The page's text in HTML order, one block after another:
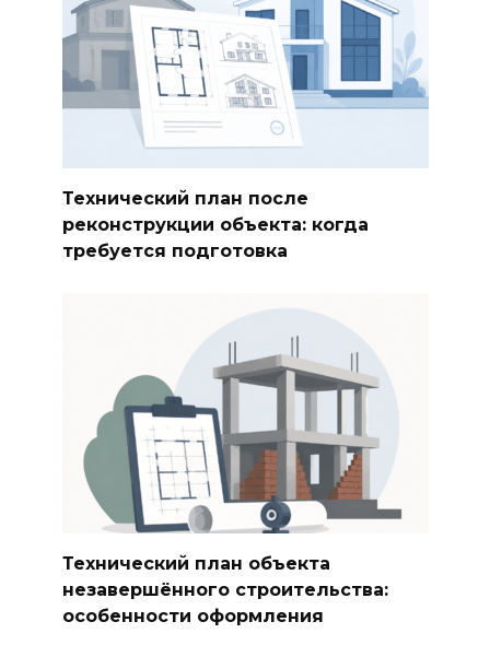
Технический план после
реконструкции объекта: когда
требуется подготовка
Технический план объекта
незавершённого строительства:
особенности оформления